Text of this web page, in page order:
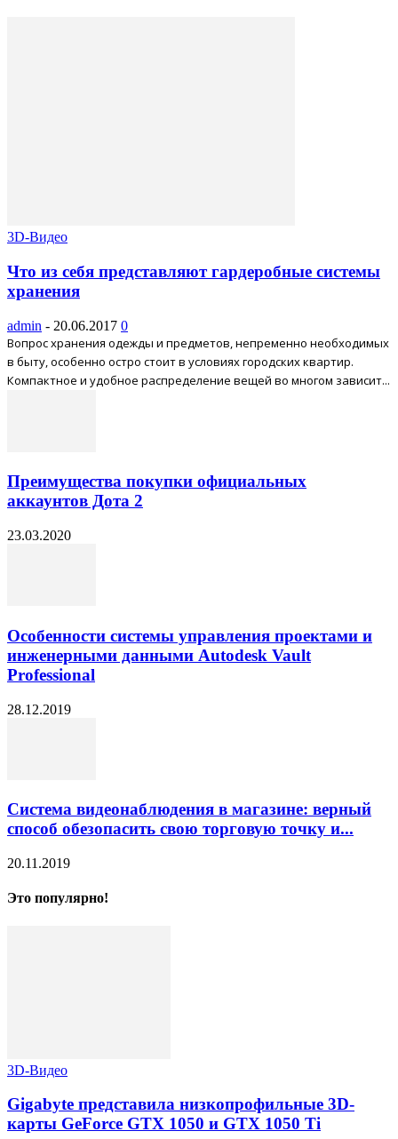
3D-Видео
Что из себя представляют гардеробные системы
хранения
admin - 20.06.2017 0
Вопрос хранения одежды и предметов, непременно необходимых
в быту, особенно остро стоит в условиях городских квартир.
Компактное и удобное распределение вещей во многом зависит...
Преимущества покупки официальных
аккаунтов Дота 2
23.03.2020
Особенности системы управления проектами и
инженерными данными Autodesk Vault
Professional
28.12.2019
Система видеонаблюдения в магазине: верный
способ обезопасить свою торговую точку и...
20.11.2019
Это популярно!
3D-Видео
Gigabyte представила низкопрофильные 3D-
карты GeForce GTX 1050 и GTX 1050 Ti